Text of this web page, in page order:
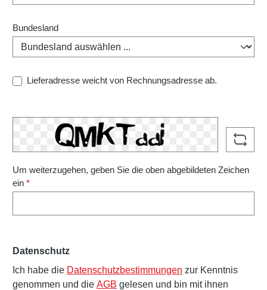
Bundesland
Lieferadresse weicht von Rechnungsadresse ab.
Um weiterzugehen, geben Sie die oben abgebildeten Zeichen
ein *
Datenschutz
Ich habe die Datenschutzbestimmungen zur Kenntnis
genommen und die AGB gelesen und bin mit ihnen